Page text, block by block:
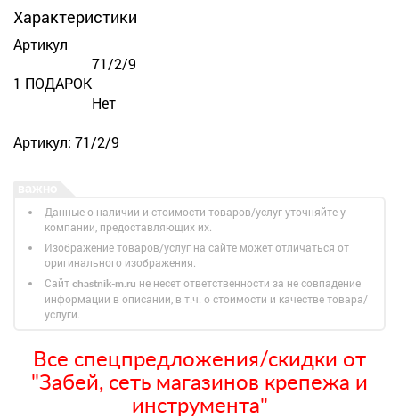
Характеристики
Артикул
71/2/9
1 ПОДАРОК
Нет
Артикул: 71/2/9
Данные о наличии и стоимости товаров/услуг уточняйте у
компании, предоставляющих их.
Изображение товаров/услуг на сайте может отличаться от
оригинального изображения.
Сайт chastnik-m.ru не несет ответственности за не совпадение
информации в описании, в т.ч. о стоимости и качестве товара/
услуги.
Все спецпредложения/скидки от
"Забей, сеть магазинов крепежа и
инструмента"